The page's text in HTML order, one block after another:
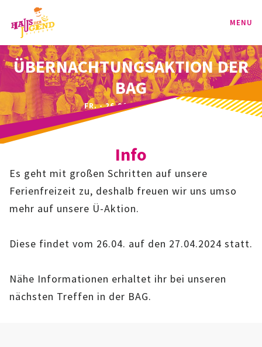
MENU
PROGRAMM
KINDER
JUGEND
BAG
BAG-CLASSIC
IMAG
ÜBERNACHTUNGSAKTION DER
BAG
FR. - 26.04.2024 | - UHR
Info
Es geht mit großen Schritten auf unsere
Ferienfreizeit zu, deshalb freuen wir uns umso
mehr auf unsere Ü-Aktion.
Diese findet vom 26.04. auf den 27.04.2024 statt.
Nähe Informationen erhaltet ihr bei unseren
nächsten Treffen in der BAG.